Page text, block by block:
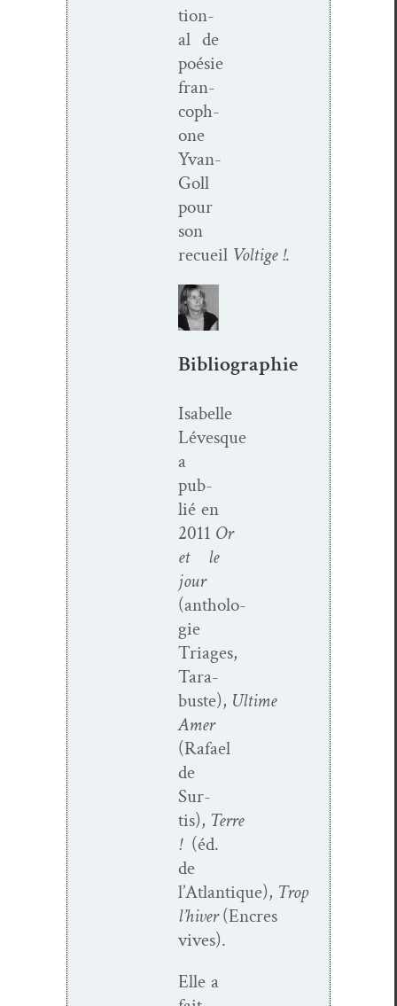
tion­
al de
poésie
fran­
coph­
o­ne
Yvan-
Goll
pour
son
recueil Voltige !.
Bibliographie
Isabelle
Lévesque
a
pub­
lié en
2011 Or
et le
jour
(antholo­
gie
Triages,
Tara­
buste), Ultime
Amer
(Rafael
de
Sur­
tis), Terre
!(éd.
de
l’Atlantique), Trop
l’hiver(Encres
vives).
Elle a